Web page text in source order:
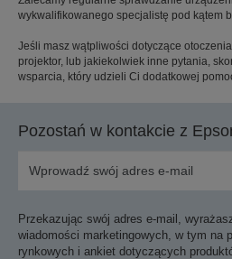
wykwalifikowanego specjalistę pod kątem
Jeśli masz wątpliwości dotyczące
projektor, lub jakiekolwiek inne pytania,
wsparcia, który udzieli Ci dodatkowej
Pozostań w kontakcie z
Przekazując swój adres e-mail,
wiadomości marketingowych, w tym na
rynkowych i ankiet dotyczących